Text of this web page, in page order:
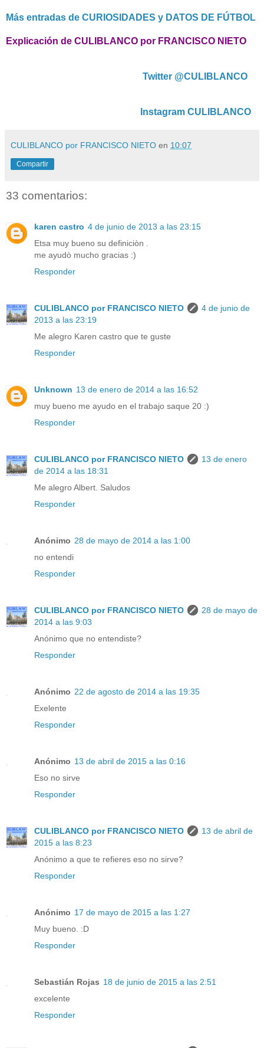
Más entradas de CURIOSIDADES y DATOS DE FÚTBOL
Explicación de CULIBLANCO por FRANCISCO NIETO
Twitter @CULIBLANCO
Instagram CULIBLANCO
CULIBLANCO por FRANCISCO NIETO en 10:07
Compartir
33 comentarios:
karen castro 4 de junio de 2013 a las 23:15
Etsa muy bueno su definiciòn .
me ayudò mucho gracias :)
Responder
CULIBLANCO por FRANCISCO NIETO
4 de junio de
2013 a las 23:19
Me alegro Karen castro que te guste
Responder
Unknown 13 de enero de 2014 a las 16:52
muy bueno me ayudo en el trabajo saque 20 :)
Responder
CULIBLANCO por FRANCISCO NIETO
13 de enero
de 2014 a las 18:31
Me alegro Albert. Saludos
Responder
Anónimo 28 de mayo de 2014 a las 1:00
no entendi
Responder
CULIBLANCO por FRANCISCO NIETO
28 de mayo de
2014 a las 9:03
Anónimo que no entendiste?
Responder
Anónimo 22 de agosto de 2014 a las 19:35
Exelente
Responder
Anónimo 13 de abril de 2015 a las 0:16
Eso no sirve
Responder
CULIBLANCO por FRANCISCO NIETO
13 de abril de
2015 a las 8:23
Anónimo a que te refieres eso no sirve?
Responder
Anónimo 17 de mayo de 2015 a las 1:27
Muy bueno. :D
Responder
Sebastián Rojas 18 de junio de 2015 a las 2:51
excelente
Responder